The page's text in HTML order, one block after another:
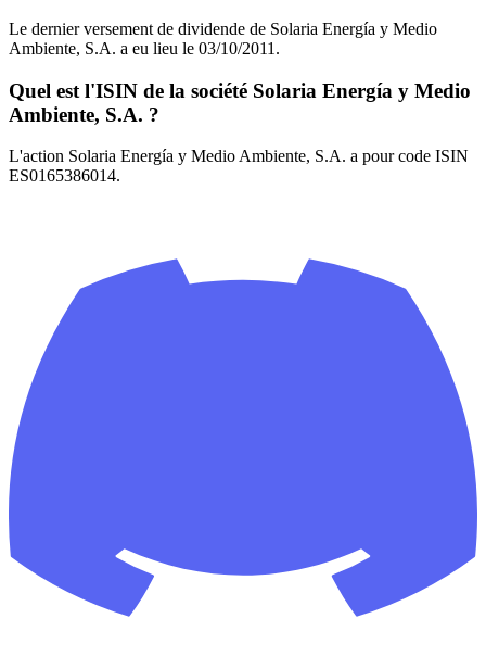
Le dernier versement de dividende de Solaria Energía y Medio
Ambiente, S.A. a eu lieu le 03/10/2011.
Quel est l'ISIN de la société Solaria Energía y Medio
Ambiente, S.A. ?
L'action Solaria Energía y Medio Ambiente, S.A. a pour code ISIN
ES0165386014.